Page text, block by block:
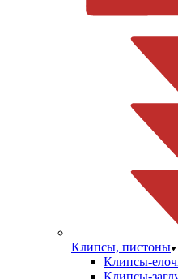
Клипсы, пистоны
Клипсы-
Клипсы-